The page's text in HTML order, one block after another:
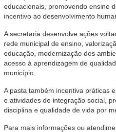
educacionais, promovendo ensino
incentivo ao desenvolvimento
A secretaria desenvolve ações
rede municipal de ensino,
educação, modernização dos
acesso à aprendizagem de
município.
A pasta também incentiva práticas
e atividades de integração social,
disciplina e qualidade de vida por
Para mais informações ou